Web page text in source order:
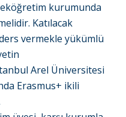
kurumunda
Katılacak
vermekle yükümlü
Arel Üniversitesi
Erasmus+ ikili